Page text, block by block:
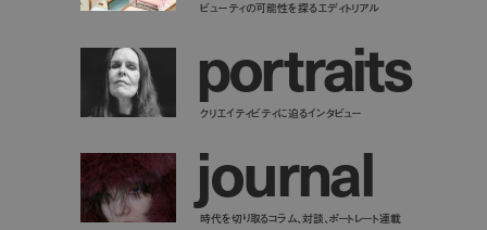
ビューティの可能性を探るエディトリアル
portraits
クリエイティビティに迫るインタビュー
journal
時代を切り取るコラム、対談、ポートレート連載